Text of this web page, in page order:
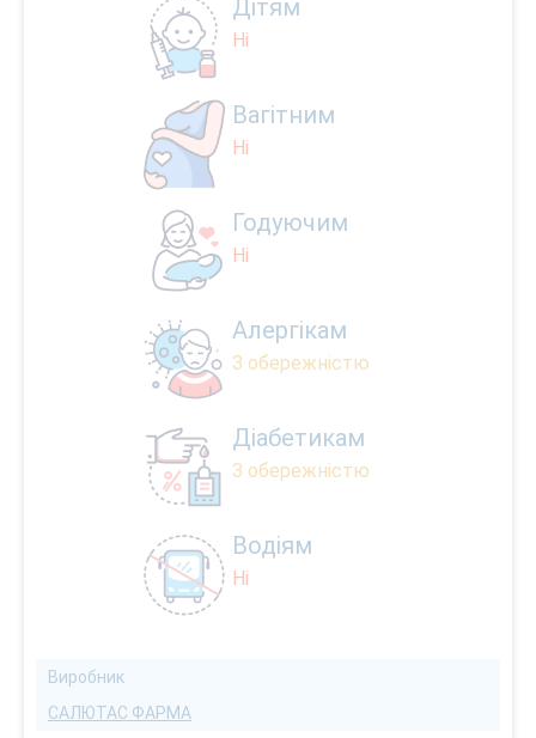
Дітям
Ні
Вагітним
Ні
Годуючим
Ні
Алергікам
З обережністю
Діабетикам
З обережністю
Водіям
Ні
Виробник
САЛЮТАС ФАРМА